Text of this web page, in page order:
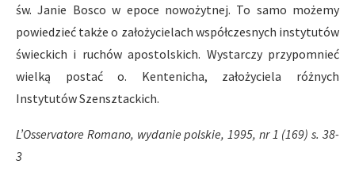
św. Janie Bosco w epoce nowożytnej. To samo możemy
powiedzieć także o założycielach współczesnych instytutów
świeckich i ruchów apostolskich. Wystarczy przypomnieć
wielką postać o. Kentenicha, założyciela różnych
Instytutów Szensztackich.
L’Osservatore Romano, wydanie polskie, 1995, nr 1 (169) s. 38-
3